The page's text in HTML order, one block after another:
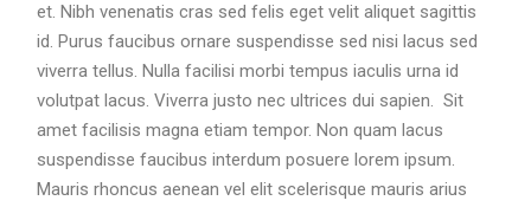
et. Nibh venenatis cras sed felis eget velit aliquet sagittis
id. Purus faucibus ornare suspendisse sed nisi lacus sed
viverra tellus. Nulla facilisi morbi tempus iaculis urna id
volutpat lacus. Viverra justo nec ultrices dui sapien. Sit
amet facilisis magna etiam tempor. Non quam lacus
suspendisse faucibus interdum posuere lorem ipsum.
Mauris rhoncus aenean vel elit scelerisque mauris arius